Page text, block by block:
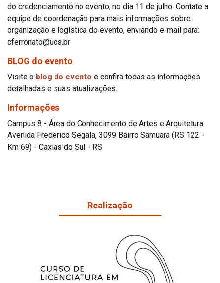
do credenciamento no evento, no dia 11 de julho. Contate a
equipe de coordenação para mais informações sobre
organização e logística do evento, enviando e-mail para:
cferronato@ucs.br
BLOG do evento
Visite o blog do evento e confira todas as informações
detalhadas e suas atualizações.
Informações
Campus 8 - Área do Conhecimento de Artes e Arquitetura
Avenida Frederico Segala, 3099 Bairro Samuara (RS 122 -
Km 69) - Caxias do Sul - RS
Realização